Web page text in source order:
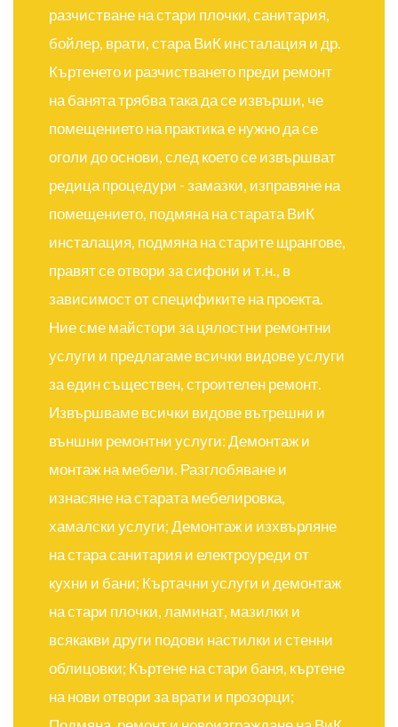
разчистване на стари плочки, санитария,
бойлер, врати, стара ВиК инсталация и др.
Къртенето и разчистването преди ремонт
на банята трябва така да се извърши, че
помещението на практика е нужно да се
оголи до основи, след което се извършват
редица процедури - замазки, изправяне на
помещението, подмяна на старата ВиК
инсталация, подмяна на старите щрангове,
правят се отвори за сифони и т.н., в
зависимост от спецификите на проекта.
Ние сме майстори за цялостни ремонтни
услуги и предлагаме всички видове услуги
за един съществен, строителен ремонт.
Извършваме всички видове вътрешни и
външни ремонтни услуги: Демонтаж и
монтаж на мебели. Разглобяване и
изнасяне на старата мебелировка,
хамалски услуги; Демонтаж и изхвърляне
на стара санитария и електроуреди от
кухни и бани; Къртачни услуги и демонтаж
на стари плочки, ламинат, мазилки и
всякакви други подови настилки и стенни
облицовки; Къртене на стари баня, къртене
на нови отвори за врати и прозорци;